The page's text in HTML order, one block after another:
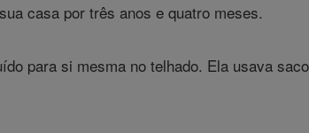
casa por três anos e quatro meses.
para si mesma no telhado. Ela usava